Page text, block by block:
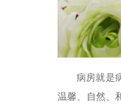
病房就是
温馨、自然、